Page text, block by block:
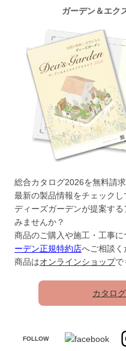
ガーデン＆エク
総合カタログ2026を無料請
最新の製品情報をチェックし
ディーズガーデンが提案す
みませんか？
商品のご購入や施工・工事
ーデン正規特約店へご相談く
商品はオンラインショップで
カタロ
FOLLOW